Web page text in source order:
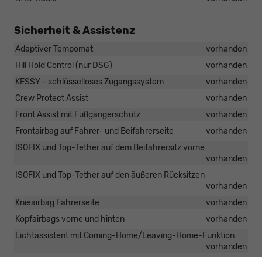
Sicherheit & Assistenz
Adaptiver Tempomat
vorhanden
Hill Hold Control (nur DSG)
vorhanden
KESSY - schlüsselloses Zugangssystem
vorhanden
Crew Protect Assist
vorhanden
Front Assist mit Fußgängerschutz
vorhanden
Frontairbag auf Fahrer- und Beifahrerseite
vorhanden
ISOFIX und Top-Tether auf dem Beifahrersitz vorne
vorhanden
ISOFIX und Top-Tether auf den äußeren Rücksitzen
vorhanden
Knieairbag Fahrerseite
vorhanden
Kopfairbags vorne und hinten
vorhanden
Lichtassistent mit Coming-Home/Leaving-Home-Funktion
vorhanden